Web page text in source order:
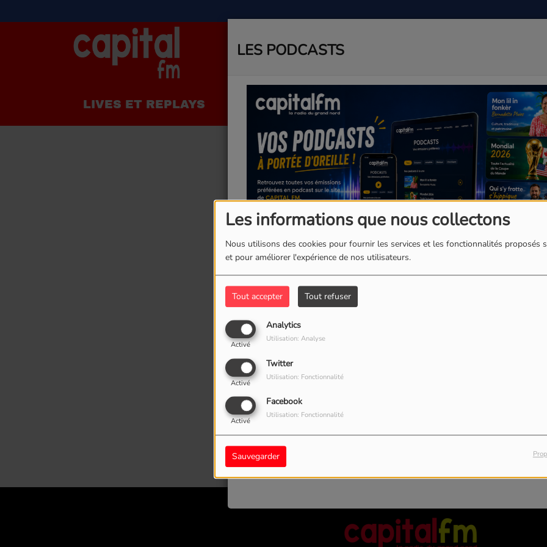
Les informations que nous collectons
Nous utilisons des cookies pour fournir les services et les fonctionnalités proposés
et pour améliorer l'expérience de nos utilisateurs.
Tout accepter Tout refuser
Analytics
Activé
Utilisation: Analyse
Twitter
Activé
Utilisation: Fonctionnalité
Facebook
Activé
Utilisation: Fonctionnalité
Sauvegarder
LIVES ET REPLAYS LA RADIO AGENDA
Oups, vous avez rencontré une
Il semble que la page que vous recherchez n’existe plus.
LES PODCASTS